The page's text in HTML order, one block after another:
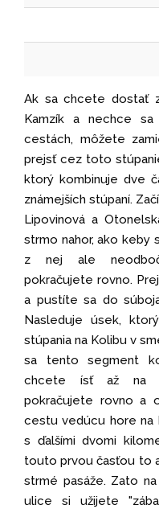
Ak sa chcete dostať
Kamzík a nechce
cestách, môžete
prejsť cez toto
ktorý kombinuje dve
známejších stúpaní.
Lipovinová a
strmo nahor, ako keby
z nej ale
pokračujete rovno.
a pustíte sa do
Nasleduje úsek,
stúpania na Kolibu v
sa tento segment
chcete ísť až na
pokračujete rovno a
cestu vedúcu hore na
s ďalšími dvomi
touto prvou časťou to
strmé pasáže. Zato
ulice si užijete